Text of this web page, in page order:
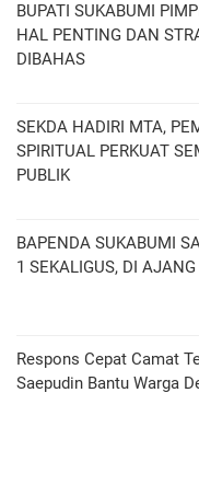
BUPATI SUKABUMI
HAL PENTING DAN
DIBAHAS
SEKDA HADIRI MTA,
SPIRITUAL PERKUAT
PUBLIK
BAPENDA SUKABUMI
1 SEKALIGUS, DI
Respons Cepat Camat
Saepudin Bantu Warga